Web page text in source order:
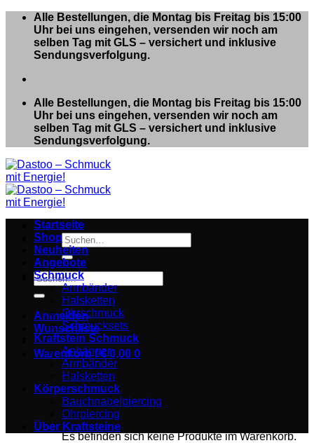
Zum
springen
Alle Bestellungen, die Montag bis Freitag bis 15:00
Uhr bei uns eingehen, versenden wir noch am
selben Tag mit GLS – versichert und inklusive
Sendungsverfolgung.
Alle Bestellungen, die Montag bis Freitag bis 15:00
Uhr bei uns eingehen, versenden wir noch am
selben Tag mit GLS – versichert und inklusive
Sendungsverfolgung.
Suchen
nach:
Suchen
nach:
Anmelden
Wunschliste
Warenkorb /€0,00 0
Es befinden sich keine Produkte im Warenkorb.
Startseite
Shop
Neuheiten
Angebote
Schmuck
Armbänder
Halsketten
Ohrschmuck
Schmucksets
Kraftstein Schmuck
Anhänger
Armbänder
Halsketten
Körperschmuck
Bauchnabelpiercing
Ohrpiercing
Über Kraftsteine